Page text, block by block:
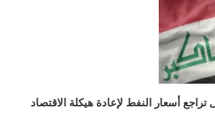
تراجع أسعار النفط لإعادة هيكلة الاقتصاد